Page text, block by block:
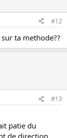
#12
ta methode??
#13
patie du
de direction.